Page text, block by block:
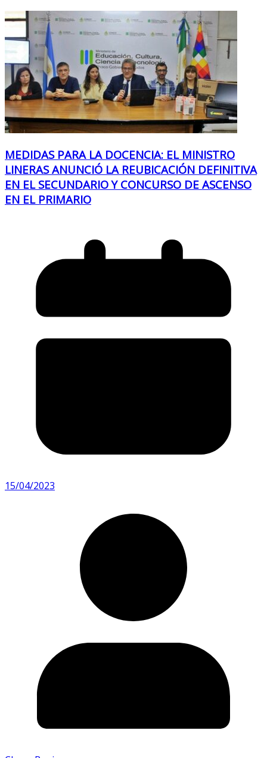
MEDIDAS PARA LA DOCENCIA: EL MINISTRO
LINERAS ANUNCIÓ LA REUBICACIÓN DEFINITIVA
EN EL SECUNDARIO Y CONCURSO DE ASCENSO
EN EL PRIMARIO
15/04/2023